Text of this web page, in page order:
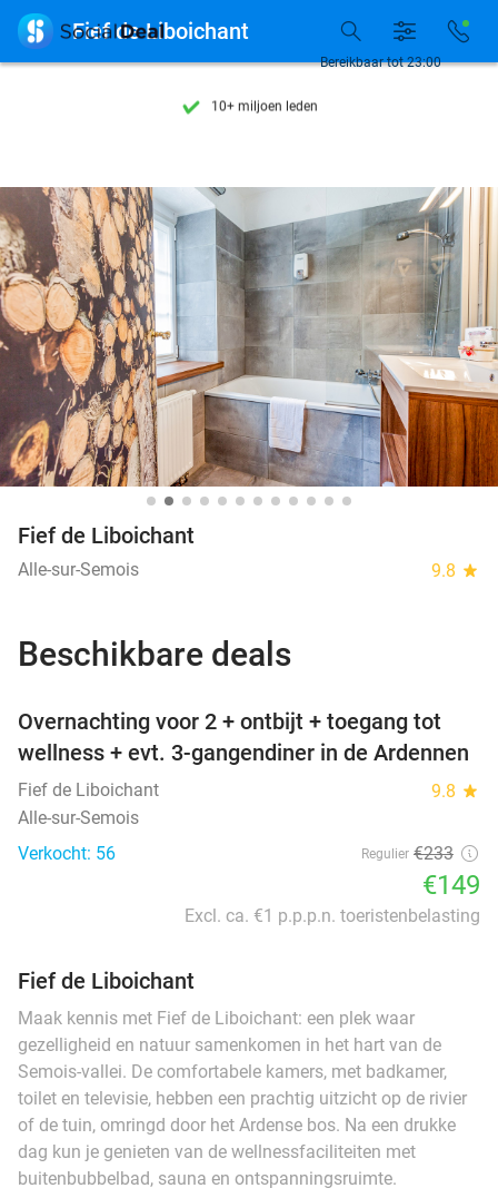
7 dagen per week beschikbaar
10+ miljoen leden
7 dagen per week beschikbaar
10+ miljoen leden
Bereikbaar tot 23:00
 Fief de Liboichant
Fief de Liboichant
Alle-sur-Semois 9.8 star
Beschikbare deals
Overnachting voor 2 + ontbijt + toegang tot
wellness + evt. 3-gangendiner in de Ardennen
Fief de Liboichant 9.8 star
Alle-sur-Semois
Verkocht: 56
Regulier €233
€149
Excl. ca. €1 p.p.p.n. toeristenbelasting
Fief de Liboichant
Maak kennis met Fief de Liboichant: een plek waar
gezelligheid en natuur samenkomen in het hart van de
Semois-vallei. De comfortabele kamers, met badkamer,
toilet en televisie, hebben een prachtig uitzicht op de rivier
of de tuin, omringd door het Ardense bos. Na een drukke
dag kun je genieten van de wellnessfaciliteiten met
buitenbubbelbad, sauna en ontspanningsruimte.